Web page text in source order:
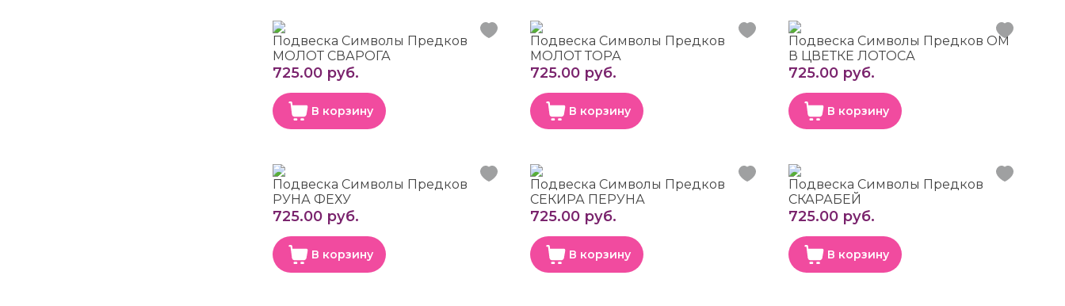
Подвеска Символы Предков
МОЛОТ СВАРОГА
725.00 руб.
В корзину
Подвеска Символы Предков
МОЛОТ ТОРА
725.00 руб.
В корзину
Подвеска Символы Предков ОМ
В ЦВЕТКЕ ЛОТОСА
725.00 руб.
В корзину
Подвеска Символы Предков
РУНА ФЕХУ
725.00 руб.
В корзину
Подвеска Символы Предков
СЕКИРА ПЕРУНА
725.00 руб.
В корзину
Подвеска Символы Предков
СКАРАБЕЙ
725.00 руб.
В корзину